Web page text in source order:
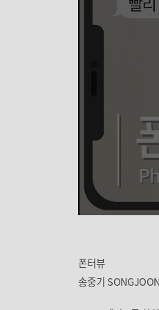
폰터뷰
송중기